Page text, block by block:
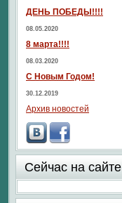
ДЕНЬ ПОБЕДЫ!!!!
08.05.2020
8 марта!!!!
08.03.2020
С Новым Годом!
30.12.2019
Архив новостей
Сейчас на сайте